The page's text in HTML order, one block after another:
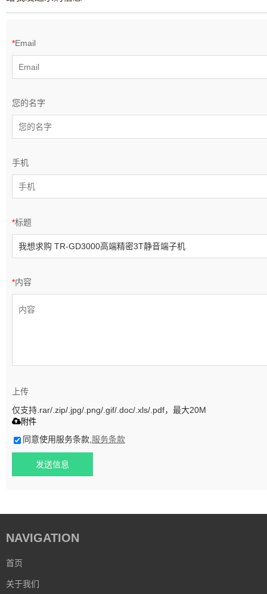
*Email
您的名字
手机
*标题
*内容
上传
仅支持.rar/.zip/.jpg/.png/.gif/.doc/.xls/.pdf，最大20M
附件
同意使用服务条款, 服务条款
发送信息
NAVIGATION
首页
关于我们